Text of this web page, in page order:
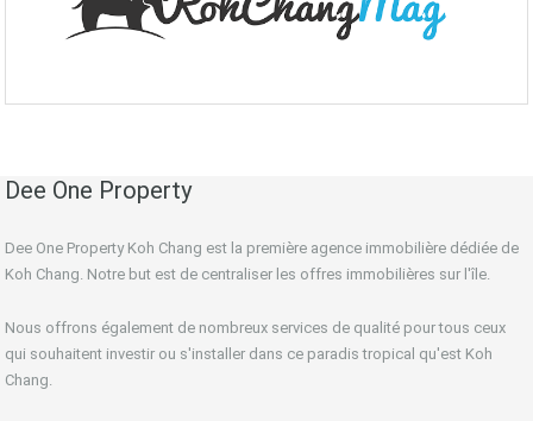
Dee One Property
Dee One Property Koh Chang est la première agence immobilière dédiée de
Koh Chang. Notre but est de centraliser les offres immobilières sur l'île.
Nous offrons également de nombreux services de qualité pour tous ceux
qui souhaitent investir ou s'installer dans ce paradis tropical qu'est Koh
Chang.